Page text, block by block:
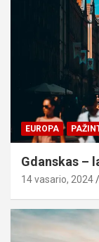
EUROPA
Gdanskas –
14 vasario, 2024